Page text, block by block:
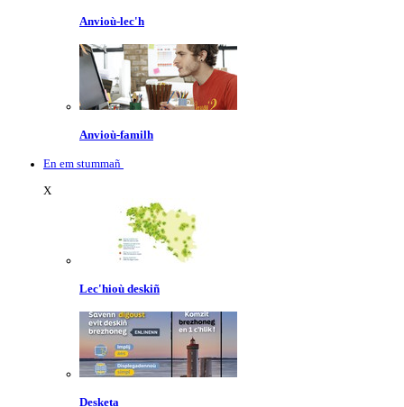
Anvioù-lec'h
Anvioù-familh
En em stummañ
X
Lec'hioù deskiñ
Desketa